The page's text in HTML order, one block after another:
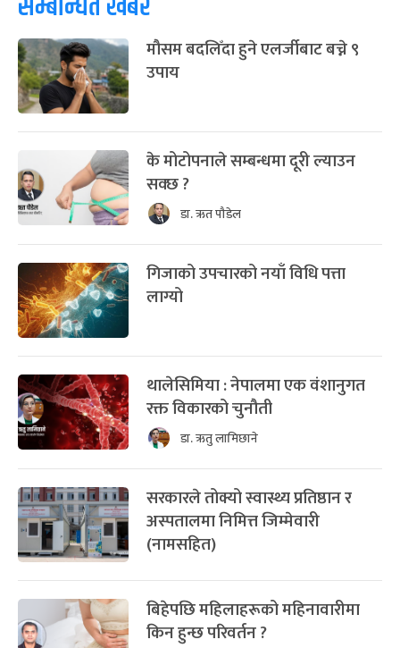
मौसम बदलिँदा हुने एलर्जीबाट बच्ने ९
उपाय
के मोटोपनाले सम्बन्धमा दूरी ल्याउन
सक्छ ?
डा. ऋत पौडेल
गिजाको उपचारको नयाँ विधि पत्ता
लाग्यो
थालेसिमिया : नेपालमा एक वंशानुगत
रक्त विकारको चुनौती
डा. ऋतु लामिछाने
सरकारले तोक्यो स्वास्थ्य प्रतिष्ठान र
अस्पतालमा निमित्त जिम्मेवारी
(नामसहित)
बिहेपछि महिलाहरूको महिनावारीमा
किन हुन्छ परिवर्तन ?